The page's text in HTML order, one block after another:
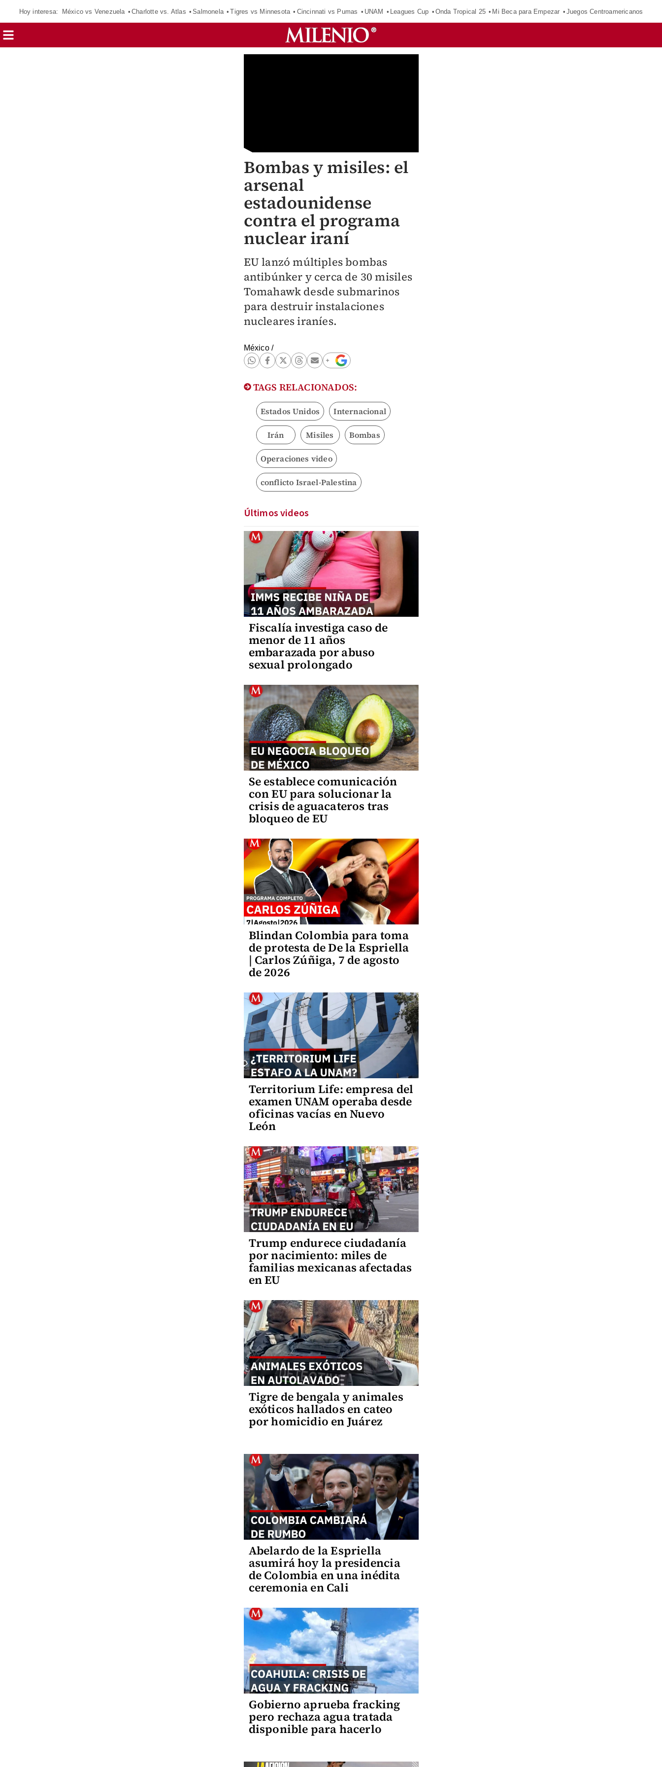
Hoy interesa: México vs Venezuela Charlotte vs. Atlas Salmonela Tigres vs Minnesota Cincinnati vs Pumas UNAM Leagues Cup Onda Tropical 25 Mi Beca para Empezar Juegos Centroamericanos
Bombas y misiles: el
arsenal
estadounidense
contra el programa
nuclear iraní
EU lanzó múltiples bombas
antibúnker y cerca de 30 misiles
Tomahawk desde submarinos
para destruir instalaciones
nucleares iraníes.
México/
TAGS RELACIONADOS:
Estados Unidos Internacional
Irán Misiles Bombas
Operaciones video
conflicto Israel-Palestina
Últimos videos
Fiscalía investiga caso de
menor de 11 años
embarazada por abuso
sexual prolongado
Se establece comunicación
con EU para solucionar la
crisis de aguacateros tras
bloqueo de EU
Blindan Colombia para toma
de protesta de De la Espriella
| Carlos Zúñiga, 7 de agosto
de 2026
Territorium Life: empresa del
examen UNAM operaba desde
oficinas vacías en Nuevo
León
Trump endurece ciudadanía
por nacimiento: miles de
familias mexicanas afectadas
en EU
Tigre de bengala y animales
exóticos hallados en cateo
por homicidio en Juárez
Abelardo de la Espriella
asumirá hoy la presidencia
de Colombia en una inédita
ceremonia en Cali
Gobierno aprueba fracking
pero rechaza agua tratada
disponible para hacerlo